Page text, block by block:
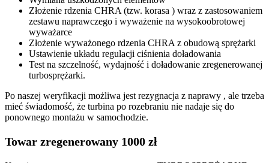
Złożenie rdzenia CHRA (tzw. korasa ) wraz z zastosowaniem
zestawu naprawczego i wyważenie na wysokoobrotowej
wyważarce
Złożenie wyważonego rdzenia CHRA z obudową sprężarki
Ustawienie układu regulacji ciśnienia doładowania
Test na szczelność, wydajność i doładowanie zregenerowanej
turbosprężarki.
Po naszej weryfikacji możliwa jest rezygnacja z naprawy , ale trzeba
mieć świadomość, że turbina po rozebraniu nie nadaje się do
ponownego montażu w samochodzie.
Towar zregenerowany 1000 zł